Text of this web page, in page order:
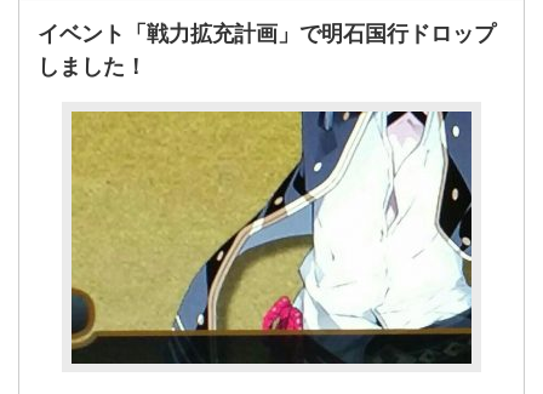
イベント「戦力拡充計画」で明石国行ドロップ
しました！